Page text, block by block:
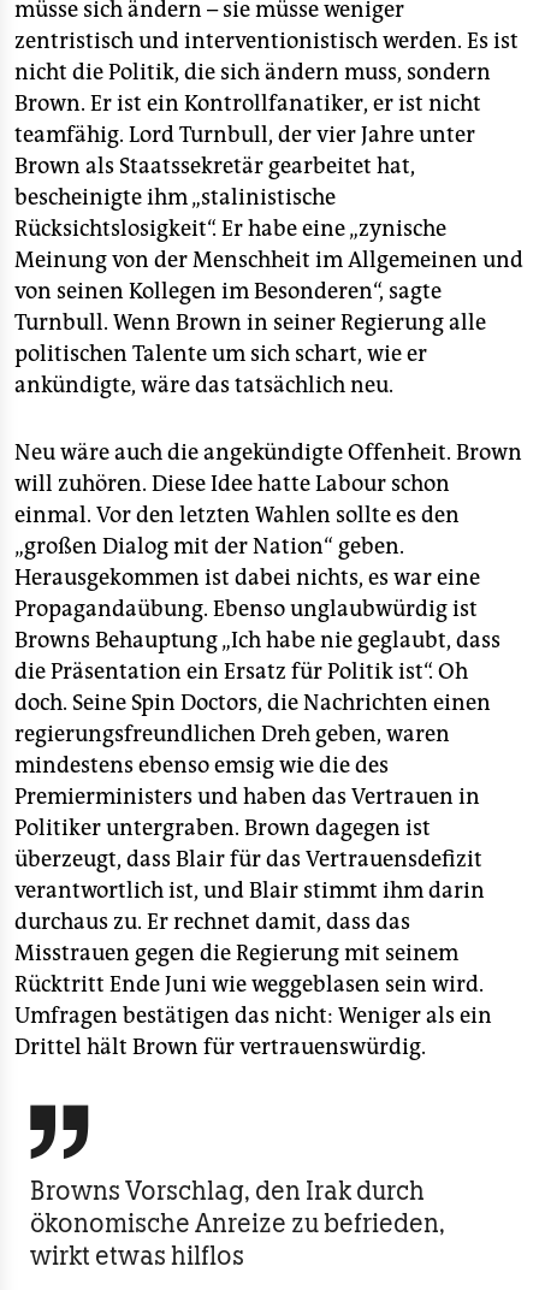
müsse sich ändern – sie müsse weniger
zentristisch und interventionistisch werden. Es ist
nicht die Politik, die sich ändern muss, sondern
Brown. Er ist ein Kontrollfanatiker, er ist nicht
teamfähig. Lord Turnbull, der vier Jahre unter
Brown als Staatssekretär gearbeitet hat,
bescheinigte ihm „stalinistische
Rücksichtslosigkeit“. Er habe eine „zynische
Meinung von der Menschheit im Allgemeinen und
von seinen Kollegen im Besonderen“, sagte
Turnbull. Wenn Brown in seiner Regierung alle
politischen Talente um sich schart, wie er
ankündigte, wäre das tatsächlich neu.
Neu wäre auch die angekündigte Offenheit. Brown
will zuhören. Diese Idee hatte Labour schon
einmal. Vor den letzten Wahlen sollte es den
„großen Dialog mit der Nation“ geben.
Herausgekommen ist dabei nichts, es war eine
Propagandaübung. Ebenso unglaubwürdig ist
Browns Behauptung „Ich habe nie geglaubt, dass
die Präsentation ein Ersatz für Politik ist“. Oh
doch. Seine Spin Doctors, die Nachrichten einen
regierungsfreundlichen Dreh geben, waren
mindestens ebenso emsig wie die des
Premierministers und haben das Vertrauen in
Politiker untergraben. Brown dagegen ist
überzeugt, dass Blair für das Vertrauensdefizit
verantwortlich ist, und Blair stimmt ihm darin
durchaus zu. Er rechnet damit, dass das
Misstrauen gegen die Regierung mit seinem
Rücktritt Ende Juni wie weggeblasen sein wird.
Umfragen bestätigen das nicht: Weniger als ein
Drittel hält Brown für vertrauenswürdig.

Browns Vorschlag, den Irak durch
ökonomische Anreize zu befrieden,
wirkt etwas hilflos